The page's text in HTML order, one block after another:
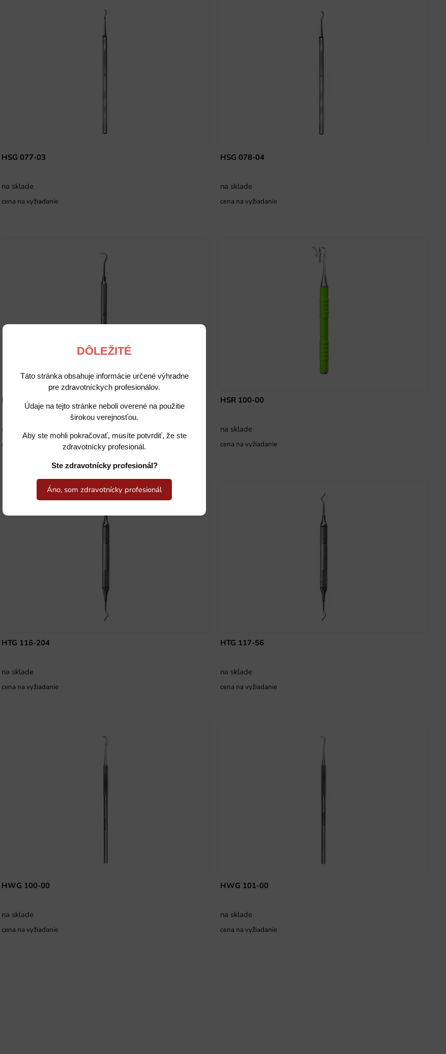
DÔLEŽITÉ
Táto stránka obsahuje informácie určené výhradne
pre zdravotníckych profesionálov.
Údaje na tejto stránke neboli overené na použitie
širokou verejnosťou.
Aby ste mohli pokračovať, musíte potvrdiť, že ste
zdravotnícky profesionál.
Ste zdravotnícky profesionál?
Áno, som zdravotnícky profesionál
HSG 077-03
na sklade
cena na vyžiadanie
HSG 078-04
na sklade
cena na vyžiadanie
HSG 339-53
na sklade
cena na vyžiadanie
HSR 100-00
na sklade
cena na vyžiadanie
HTG 116-204
na sklade
cena na vyžiadanie
HTG 117-56
na sklade
cena na vyžiadanie
HWG 100-00
na sklade
cena na vyžiadanie
HWG 101-00
na sklade
cena na vyžiadanie